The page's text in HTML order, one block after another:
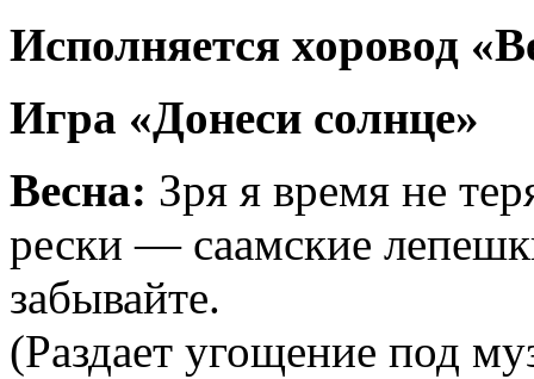
Исполняется хоровод
Игра «Донеси солнце»
Весна: Зря я время не
рески — саамские
забывайте.
(Раздает угощение под